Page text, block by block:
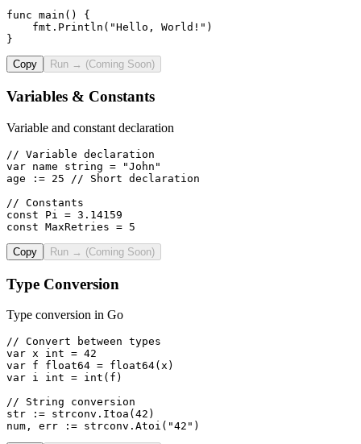
func main() {
    fmt.Println("Hello, World!")
}
Copy Run → (Coming Soon)
Variables & Constants
Variable and constant declaration
// Variable declaration
var name string = "John"
age := 25 // Short declaration
// Constants
const Pi = 3.14159
const MaxRetries = 5
Copy Run → (Coming Soon)
Type Conversion
Type conversion in Go
// Convert between types
var x int = 42
var f float64 = float64(x)
var i int = int(f)
// String conversion
str := strconv.Itoa(42)
num, err := strconv.Atoi("42")